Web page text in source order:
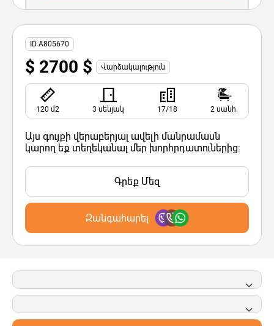
ID A805670
$ 2700 $ Վարձակալություն
120 մ2 3 սենյակ 17/18 2 սանհ.
Այս գույքի վերաբերյալ ավելի մանրամասն
կարող եք տեղեկանալ մեր խորհրդատուներից:
Գրեք Մեզ
Զանգահարել